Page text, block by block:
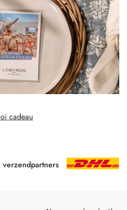
cadeau
verzendpartners